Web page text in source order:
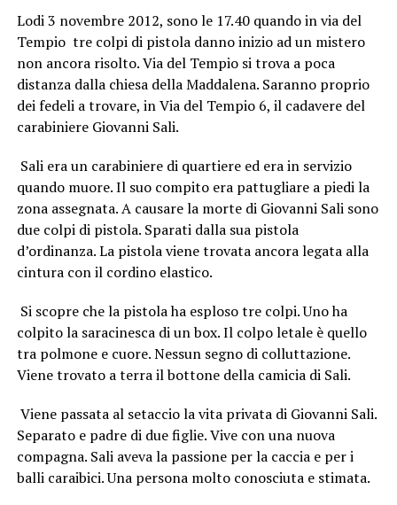
Lodi 3 novembre 2012, sono le 17.40 quando in via del
Tempio tre colpi di pistola danno inizio ad un mistero
non ancora risolto. Via del Tempio si trova a poca
distanza dalla chiesa della Maddalena. Saranno proprio
dei fedeli a trovare, in Via del Tempio 6, il cadavere del
carabiniere Giovanni Sali.
Sali era un carabiniere di quartiere ed era in servizio
quando muore. Il suo compito era pattugliare a piedi la
zona assegnata. A causare la morte di Giovanni Sali sono
due colpi di pistola. Sparati dalla sua pistola
d’ordinanza. La pistola viene trovata ancora legata alla
cintura con il cordino elastico.
Si scopre che la pistola ha esploso tre colpi. Uno ha
colpito la saracinesca di un box. Il colpo letale è quello
tra polmone e cuore. Nessun segno di colluttazione.
Viene trovato a terra il bottone della camicia di Sali.
Viene passata al setaccio la vita privata di Giovanni Sali.
Separato e padre di due figlie. Vive con una nuova
compagna. Sali aveva la passione per la caccia e per i
balli caraibici. Una persona molto conosciuta e stimata.